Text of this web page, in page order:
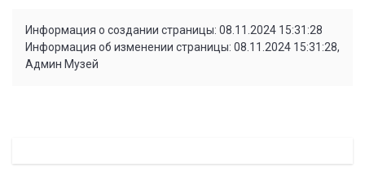
Информация о создании страницы: 08.11.2024 15:31:28
Информация об изменении страницы: 08.11.2024 15:31:28,
Админ Музей